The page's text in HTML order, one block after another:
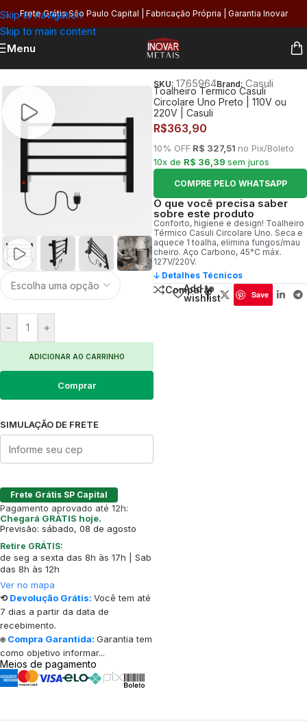
Skip to navigation
Skip to main content
Frete Grátis São Paulo Capital | Fabricação Própria | Garantia Inovar
Menu
- +
ADICIONAR AO CARRINHO
Comprar
SIMULAÇÃO DE FRETE
Frete Grátis SP Capital
Pagamento aprovado até 12h:
Chegará GRÁTIS hoje.
Previsão: sábado, 08 de agosto
Retire GRÁTIS:
de seg a sexta das 8h às 17h | Sab
das 8h às 12h
Ver no mapa
⟲ Devolução Grátis: Você tem até
7 dias a partir da data de
recebimento.
⍟ Compra Garantida: Garantia tem
como objetivo informar...
Meios de pagamento
SKU: 1765964Brand: Casuli
Toalheiro Termico Casuli
Circolare Uno Preto | 110V ou
220V | Casuli
R$363,90
10% OFF R$ 327,51 no Pix/Boleto
10x de R$ 36,39 sem juros
COMPRE PELO WHATSAPP
O que você precisa saber
sobre este produto
Conforto, higiene e design! Toalheiro
Térmico Casuli Circolare Uno. Seca e
aquece 1 toalha, elimina fungos/mau
cheiro. Aço Carbono, 45°C máx.
127V/220V.
🡣 Detalhes Técnicos
Comparar
Add to
wishlist
Save